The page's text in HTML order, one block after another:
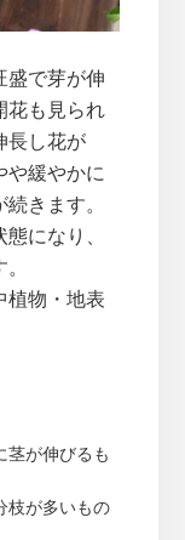
盛で芽が伸
花も見られ
長し花が
や緩やかに
きます。
になり、
植物・地表
茎が伸びるも
枝が多いもの